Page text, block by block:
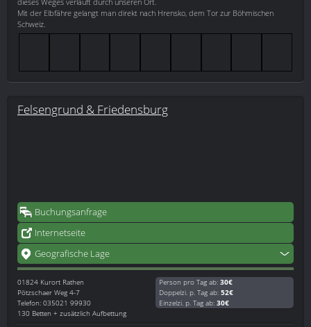
Mit der Elbfähre gelangt man direkt nach Hrensko, dem Tor zur Böhmischen
Schweiz.
Felsengrund & Friedensburg
Buchungsanfrage
Internetseite
Geografische Lage
01824 Kurort Rathen
Pötzschaer Weg 4-7
Telefon: 035021 99930
130 Betten + zusätzlich Aufbettung
Person pro Tag ab: 30€
Doppelzi. p. Tag ab: 52€
Einzelzi. p. Tag ab: 30€